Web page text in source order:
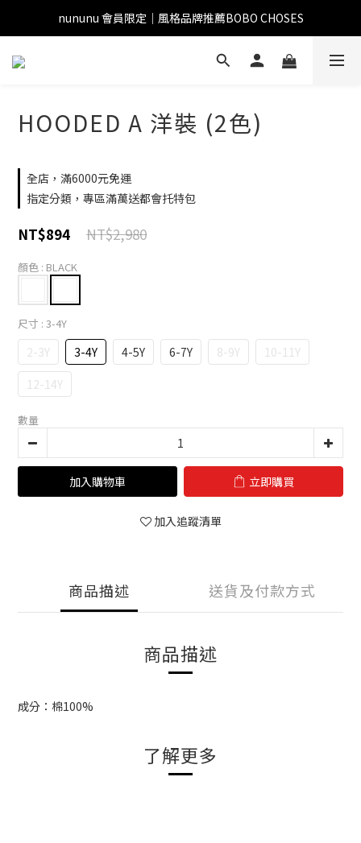
nununu 會員限定｜風格品牌推薦BOBO CHOSES
HOODED A 洋裝 (2色)
全店，滿6000元免運
指定分類，專區滿萬送都會托特包
NT$2,980
NT$894
顏色 : BLACK
尺寸 : 3-4Y
2-3Y 3-4Y 4-5Y 6-7Y 8-9Y
10-11Y
12-14Y
數量
加入購物車 立即購買
加入追蹤清單
商品描述 送貨及付款方式
商品描述
成分：棉100%
了解更多